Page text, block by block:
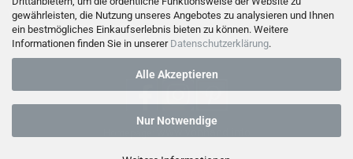
gewährleisten, die Nutzung unseres Angebotes zu analysieren und Ihnen
ein bestmögliches Einkaufserlebnis bieten zu können. Weitere
Informationen finden Sie in unserer Datenschutzerklärung.
Alle Akzeptieren
Nur Notwendige
Versand